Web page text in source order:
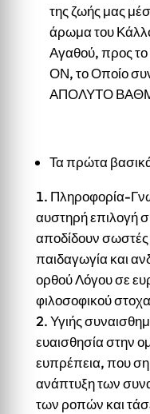
της ζωής μας
άρωμα του
Αγαθού, προς το
ΟΝ, το Οποίο
ΑΠΟΛΥΤΟ
Τα πρώτα
Πληροφορία-
αυστηρή επιλογή
αποδίδουν
παιδαγωγία και
ορθού Λόγου σε
φιλοσοφικού
Υγιής
ευαισθησία στην
ευπρέπεια, που
ανάπτυξη των
των ροπών και